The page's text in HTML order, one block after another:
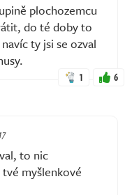
plochozemcu
do té doby to
ty jsi se ozval
1 6
to nic
myšlenkové